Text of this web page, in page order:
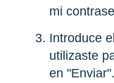
mi
Introduce
utilizaste
en "Enviar".